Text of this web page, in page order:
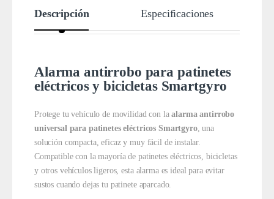
Descripción Especificaciones
Alarma antirrobo para patinetes
eléctricos y bicicletas Smartgyro
Protege tu vehículo de movilidad con laalarma antirrobo
universal para patinetes eléctricos Smartgyro, una
solución compacta, eficaz y muy fácil de instalar.
Compatible con la mayoría de patinetes eléctricos, bicicletas
y otros vehículos ligeros, esta alarma es ideal para evitar
sustos cuando dejas tu patinete aparcado.